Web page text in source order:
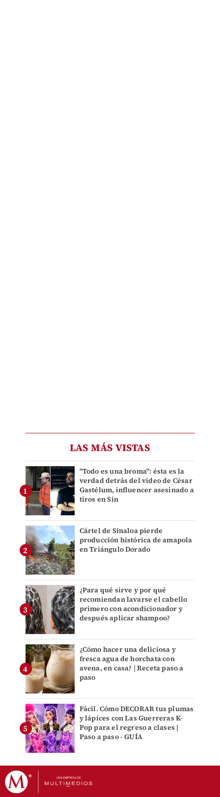
LAS MÁS VISTAS
"Todo es una broma": ésta es la
verdad detrás del video de César
Gastélum, influencer asesinado a
tiros en Sin
Cártel de Sinaloa pierde
producción histórica de amapola
en Triángulo Dorado
¿Para qué sirve y por qué
recomiendan lavarse el cabello
primero con acondicionador y
después aplicar shampoo?
¿Cómo hacer una deliciosa y
fresca agua de horchata con
avena, en casa? | Receta paso a
paso
Fácil. Cómo DECORAR tus plumas
y lápices con Las Guerreras K-
Pop para el regreso a clases |
Paso a paso - GUÍA